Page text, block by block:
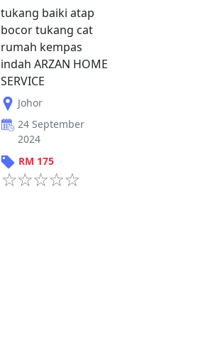
tukang baiki atap
bocor tukang cat
rumah kempas
indah ARZAN HOME
SERVICE
Johor
24 September
2024
RM 175